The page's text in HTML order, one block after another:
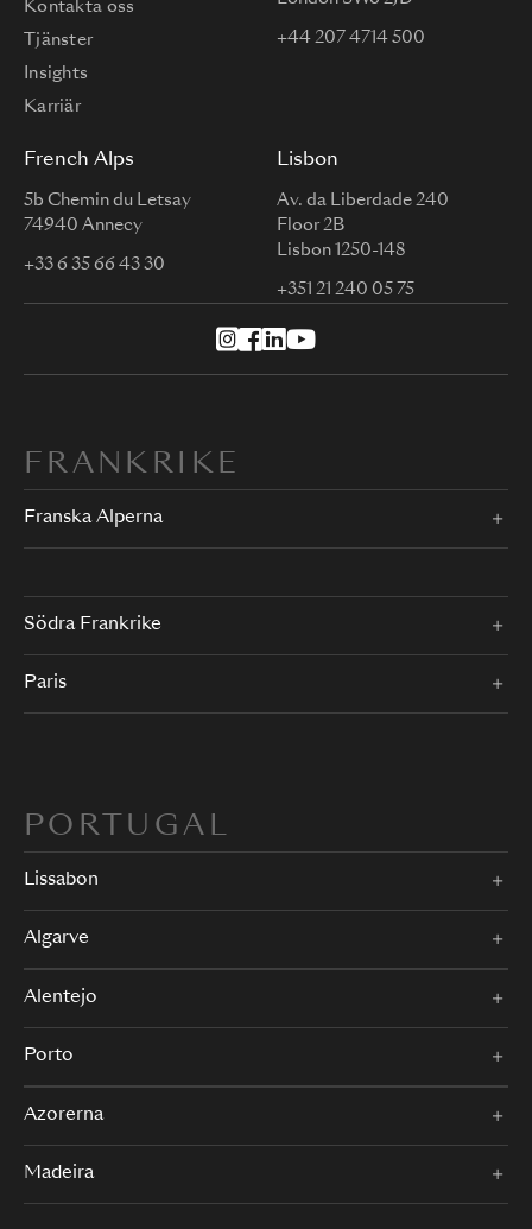
Kontakta oss
Tjänster
Insights
Karriär
+44 207 4714 500
French Alps
5b Chemin du Letsay
74940 Annecy
+33 6 35 66 43 30
Lisbon
Av. da Liberdade 240
Floor 2B
Lisbon 1250-148
+351 21 240 05 75
FRANKRIKE
Franska Alperna
Södra Frankrike
Paris
PORTUGAL
Lissabon
Algarve
Alentejo
Porto
Azorerna
Madeira